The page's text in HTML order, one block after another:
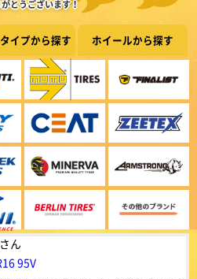
ス
ローバルタイヤブランドZEETEX。 乗用車
・バス用まで幅広いラインナップを世界85
売しています。
4.42
特設ページは
こちら!
発のグローバルタイヤブランドRADAR。
に優しい“カーボンニュートラル承認”を取
ブランドです。
4.45
特設ページは
トレック
とうございます！
イプから探す ホイールから探す
155/65R14 75Q ｽﾀｯﾄﾞﾚｽ
ん
165/60R14 79H XL
用、一般道及び 高速道路も120㌔くらい
走るし、特に摩耗が大きいわけではあ
良く 以前の車 エブリー ワゴンから、
の タイヤが装着してました
さん
72V
ます。外国製でも充分でした。
ん
95V